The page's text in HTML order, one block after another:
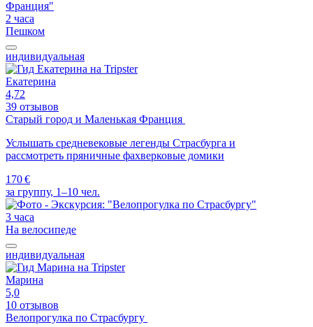
2 часа
Пешком
индивидуальная
Екатерина
4,72
39 отзывов
Старый город и Маленькая Франция
Услышать средневековые легенды Страсбурга и
рассмотреть пряничные фахверковые домики
170 €
за группу, 1–10 чел.
3 часа
На велосипеде
индивидуальная
Марина
5,0
10 отзывов
Велопрогулка по Страсбургу